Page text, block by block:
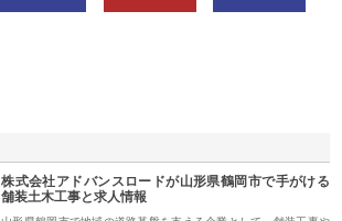
株式会社アドバンスロードが山形県鶴岡市で手がける
舗装土木工事と求人情報